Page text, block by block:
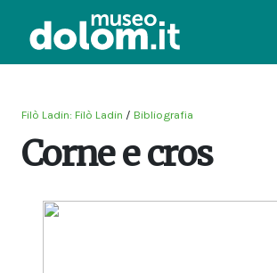
Filò Ladin: Filò Ladin / Bibliografia
Corne e cros